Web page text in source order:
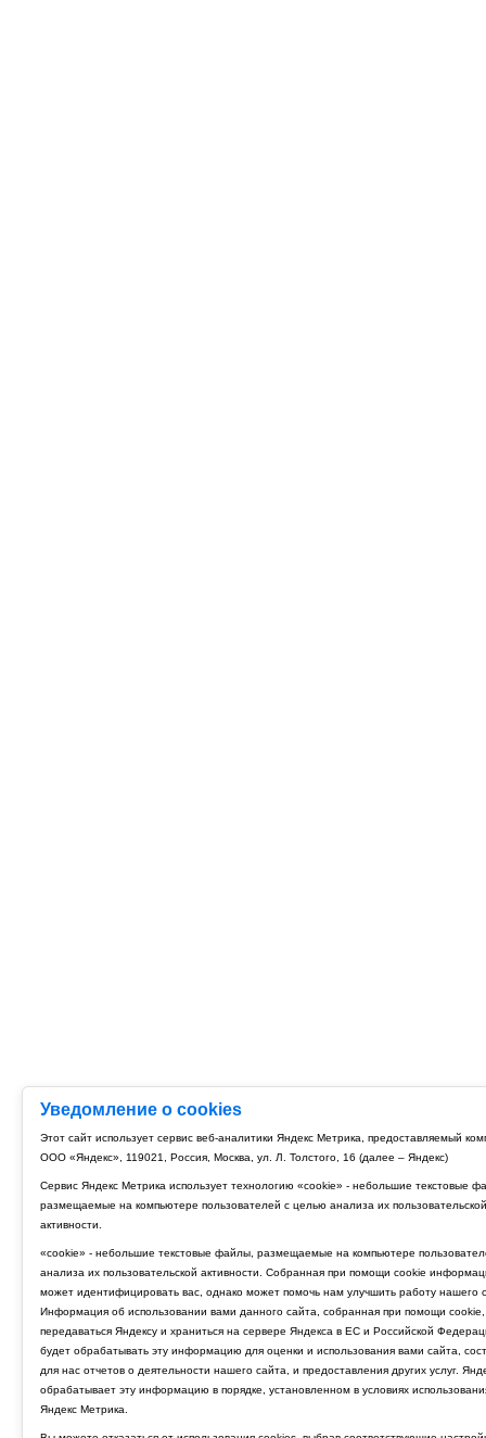
Уведомление о cookies
Этот сайт использует сервис веб-аналитики Яндекс Метрика, предоставляемый
ООО «Яндекс», 119021, Россия, Москва, ул. Л. Толстого, 16 (далее – Яндекс)
Сервис Яндекс Метрика использует технологию «cookie» - небольшие текстовые
размещаемые на компьютере пользователей с целью анализа их пользовательской
активности.
«cookie» - небольшие текстовые файлы, размещаемые на компьютере
анализа их пользовательской активности. Собранная при помощи cookie
может идентифицировать вас, однако может помочь нам улучшить работу нашего
Информация об использовании вами данного сайта, собранная при помощи cookie,
передаваться Яндексу и храниться на сервере Яндекса в ЕС и Российской
будет обрабатывать эту информацию для оценки и использования вами сайта,
для нас отчетов о деятельности нашего сайта, и предоставления других услуг.
обрабатывает эту информацию в порядке, установленном в условиях
Яндекс Метрика.